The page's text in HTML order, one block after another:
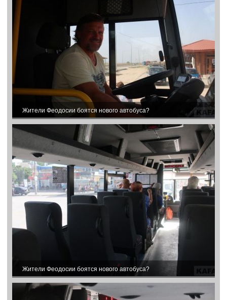
Жители Феодосии боятся нового автобуса?
Жители Феодосии боятся нового автобуса?